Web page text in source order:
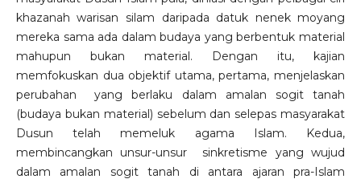
khazanah warisan silam daripada datuk nenek moyang
mereka sama ada dalam budaya yang berbentuk material
mahupun bukan material. Dengan itu, kajian
memfokuskan dua objektif utama, pertama, menjelaskan
perubahan yang berlaku dalam amalan sogit tanah
(budaya bukan material) sebelum dan selepas masyarakat
Dusun telah memeluk agama Islam. Kedua,
membincangkan unsur-unsur sinkretisme yang wujud
dalam amalan sogit tanah di antara ajaran pra-Islam